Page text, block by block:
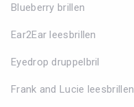
Blueberry brillen
Ear2Ear leesbrillen
Eyedrop druppelbril
Frank and Lucie leesbrillen